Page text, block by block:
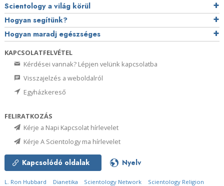
Scientology a világ körül
Hogyan segítünk?
Hogyan maradj egészséges
KAPCSOLATFELVÉTEL
Kérdései vannak? Lépjen velünk kapcsolatba
Visszajelzés a weboldalról
Egyházkereső
FELIRATKOZÁS
Kérje a Napi Kapcsolat hírlevelet
Kérje A Scientology ma hírlevelet
Kapcsolódó oldalak Nyelv
L. Ron Hubbard Dianetika Scientology Network
Scientology Religion